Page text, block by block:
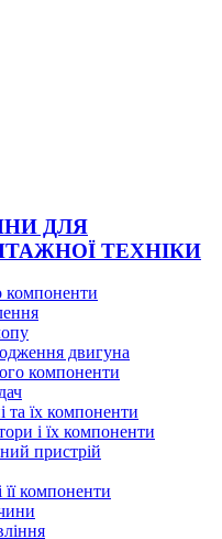
ДЛЯ
ТЕХНІКИ
компоненти
двигуна
компоненти
та їх компоненти
і їх компоненти
пристрій
її компоненти